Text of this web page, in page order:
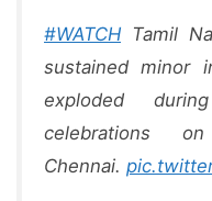
#WATCH Tamil
sustained minor
exploded
celebrations
Chennai.